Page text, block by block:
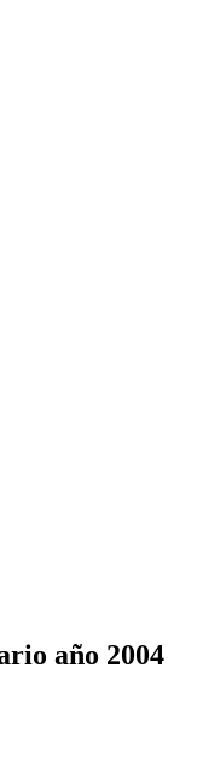
año 2004